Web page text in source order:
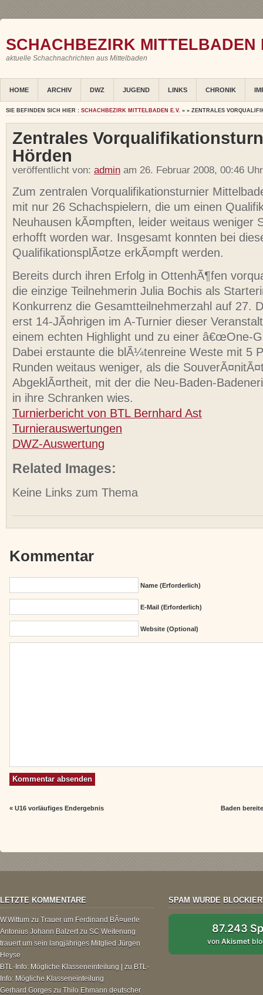
SCHACHBEZIRK MITTELBADEN
aktuelle Schachnachrichten aus Mittelbaden
HOME ARCHIV DWZ JUGEND LINKS CHRONIK
SIE BEFINDEN SICH HIER : SCHACHBEZIRK MITTELBADEN E.V. » » ZENTRALES
Zentrales
Hörden
veröffentlicht von: admin am 26. Februar 2008, 00:46
Zum zentralen Vorqualifikationsturnier
mit nur 26 Schachspielern, die um einen
Neuhausen kÃ¤mpften, leider weitaus weniger
erhofft worden war. Insgesamt konnten bei
QualifikationsplÃ¤tze erkÃ¤mpft werden.
Bereits durch ihren Erfolg in OttenhÃ¶fen
die einzige Teilnehmerin Julia Bochis als
Konkurrenz die Gesamtteilnehmerzahl auf 27.
erst 14-JÃ¤hrigen im A-Turnier dieser
einem echten Highlight und zu einer â€œOne-
Dabei erstaunte die blÃ¼tenreine Weste mit 5
Runden weitaus weniger, als die
AbgeklÃ¤rtheit, mit der die Neu-Baden-
in ihre Schranken wies.
Turnierbericht von BTL Bernhard Ast
Turnierauswertungen
DWZ-Auswertung
Related Images:
Keine Links zum Thema
Kommentar
Name (erforderlich)
E-Mail (erforderlich)
Website (Optional)
«U16 vorläufiges Endergebnis Baden
LETZTE KOMMENTARE
W.Wittum zu Trauer um Ferdinand BÃ¤uerle
Antonius Johann Balzertzu SC Weitenung
trauert um sein langjähriges Mitglied Jürgen
Heyse
BTL-Info: Mögliche Klasseneinteilung | zu BTL-
Info: Mögliche Klasseneinteilung
Gerhard Gorges zu Thilo Ehmann deutscher
SPAM WURDE
87.243
vonAkismet